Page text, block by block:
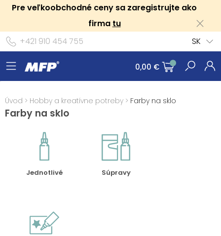
Pre veľkoobchodné ceny sa zaregistrujte ako
firma tu
+421 910 454 755
SK
0,00 €
Úvod > Hobby a kreatívne potreby > Farby na sklo
Farby na sklo
Jednotlivé Súpravy